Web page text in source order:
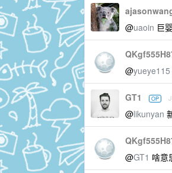
@uaoin 巨
@yueye115
GT1 OP
@likunyan
@GT1 啥意